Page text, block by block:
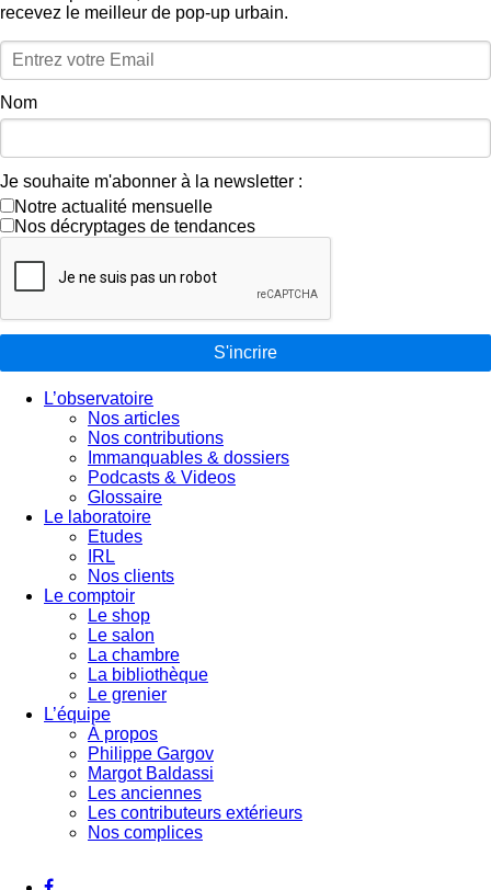
recevez le meilleur de pop‑up urbain.
Nom
Je souhaite m'abonner à la newsletter :
Notre actualité mensuelle
Nos décryptages de tendances
S'incrire
L’observatoire
Nos articles
Nos contributions
Immanquables & dossiers
Podcasts & Videos
Glossaire
Le laboratoire
Etudes
IRL
Nos clients
Le comptoir
Le shop
Le salon
La chambre
La bibliothèque
Le grenier
L’équipe
À propos
Philippe Gargov
Margot Baldassi
Les anciennes
Les contributeurs extérieurs
Nos complices